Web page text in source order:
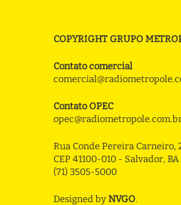
COPYRIGHT GRUPO
Contato comercial
Contato OPEC
Rua Conde Pereira Carneiro,
CEP 41100-010 - Salvador, BA
(71) 3505-5000
Designed by NVGO.